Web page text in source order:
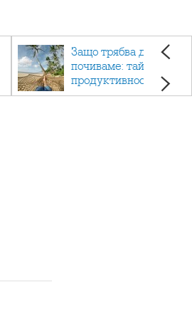
Защо трябва да си
почиваме: тайната на
продуктивността,
здравето и добрия